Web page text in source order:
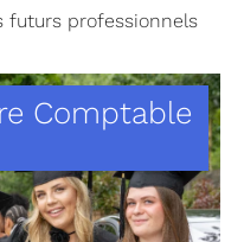
futurs professionnels
Comptable